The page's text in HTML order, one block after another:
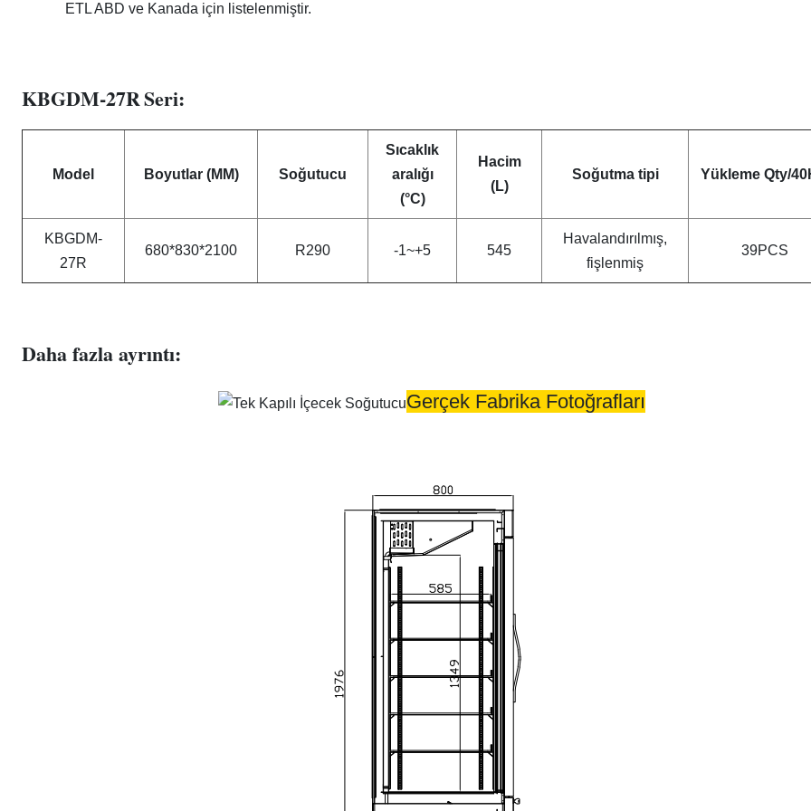
ETL ABD ve Kanada için listelenmiştir.
KBGDM-27RSeri:
Model Boyutlar (MM) Soğutucu
Sıcaklık
aralığı
(°C)
Hacim
(L)
Soğutma tipi Yükleme Qty/
KBGDM-
27R
680*830*2100 R290 -1~+5 545
Havalandırılmış,
fişlenmiş
39PCS
Daha fazla ayrıntı:
Gerçek Fabrika Fotoğrafları